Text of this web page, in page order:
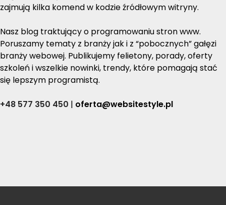
zajmują kilka komend w kodzie źródłowym witryny.
Nasz blog traktujący o programowaniu stron www.
Poruszamy tematy z branży jak i z “pobocznych” gałęzi
branży webowej. Publikujemy felietony, porady, oferty
szkoleń i wszelkie nowinki, trendy, które pomagają stać
się lepszym programistą.
+48 577 350 450 | oferta@websitestyle.pl